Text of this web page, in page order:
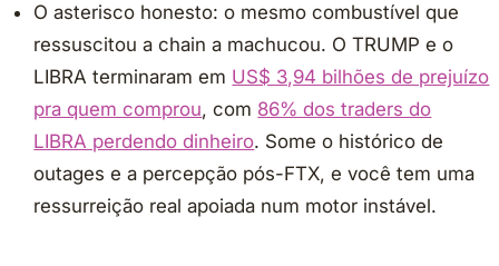
O asterisco honesto: o mesmo combustível que
ressuscitou a chain a machucou. O TRUMP e o
LIBRA terminaram em US$ 3,94 bilhões de prejuízo
pra quem comprou, com 86% dos traders do
LIBRA perdendo dinheiro. Some o histórico de
outages e a percepção pós-FTX, e você tem uma
ressurreição real apoiada num motor instável.